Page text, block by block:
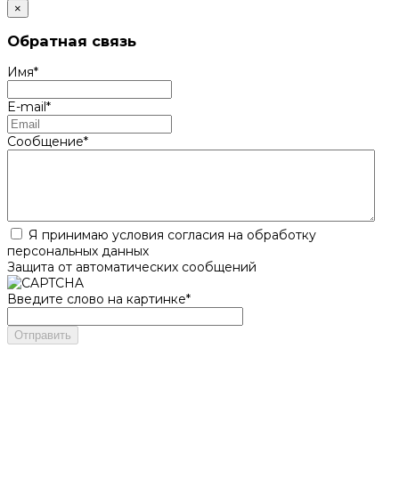
×
Обратная связь
Имя*
E-mail*
Сообщение*
Я принимаю условия согласия на обработку
персональных данных
Защита от автоматических сообщений
Введите слово на картинке*